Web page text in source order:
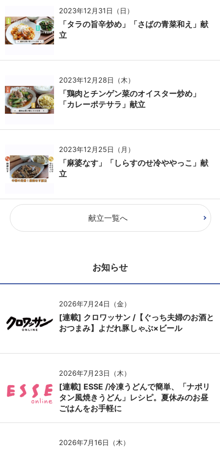
2023年12月31日（日）
「タラの旨辛炒め」「さばの青菜和え」献
立
2023年12月28日（木）
「鶏肉とチンゲン菜のオイスター炒め」
「カレーポテサラ」献立
2023年12月25日（月）
「麻婆なす」「しらすのせ冷ややっこ」献
立
献立一覧へ
お知らせ
2026年7月24日（金）
[連載] クロワッサン /【ぐっち夫婦のお酒と
おつまみ】よだれ豚しゃぶ×ビール
2026年7月23日（木）
[連載] ESSE /冷凍うどんで簡単、「ナポリ
タン風焼きうどん」レシピ。夏休みのお昼
ごはんをお手軽に
2026年7月16日（木）